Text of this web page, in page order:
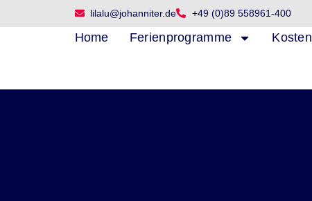
Inhalt
lilalu@johanniter.de +49 (0)89 558961-400
Home Ferienprogramme Kosten